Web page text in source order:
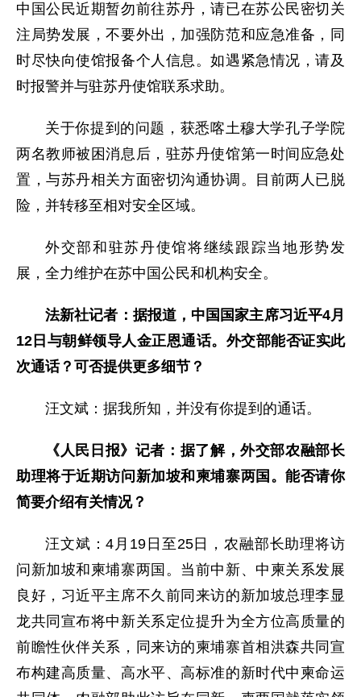
中国公民近期暂勿前往苏丹，请已在苏公民密切关
注局势发展，不要外出，加强防范和应急准备，同
时尽快向使馆报备个人信息。如遇紧急情况，请及
时报警并与驻苏丹使馆联系求助。
关于你提到的问题，获悉喀土穆大学孔子学院
两名教师被困消息后，驻苏丹使馆第一时间应急处
置，与苏丹相关方面密切沟通协调。目前两人已脱
险，并转移至相对安全区域。
外交部和驻苏丹使馆将继续跟踪当地形势发
展，全力维护在苏中国公民和机构安全。
法新社记者：据报道，中国国家主席习近平4月
12日与朝鲜领导人金正恩通话。外交部能否证实此
次通话？可否提供更多细节？
汪文斌：据我所知，并没有你提到的通话。
《人民日报》记者：据了解，外交部农融部长
助理将于近期访问新加坡和柬埔寨两国。能否请你
简要介绍有关情况？
汪文斌：4月19日至25日，农融部长助理将访
问新加坡和柬埔寨两国。当前中新、中柬关系发展
良好，习近平主席不久前同来访的新加坡总理李显
龙共同宣布将中新关系定位提升为全方位高质量的
前瞻性伙伴关系，同来访的柬埔寨首相洪森共同宣
布构建高质量、高水平、高标准的新时代中柬命运